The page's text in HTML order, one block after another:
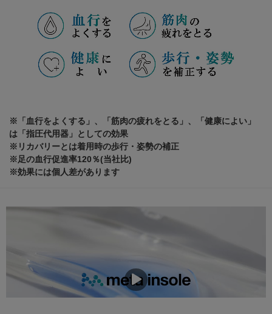
※「血行をよくする」、「筋肉の疲れをとる」、「健康によい」
は「指圧代用器」としての効果
※リカバリーとは着用時の歩行・姿勢の補正
※足の血行促進率120％(当社比)
※効果には個人差があります